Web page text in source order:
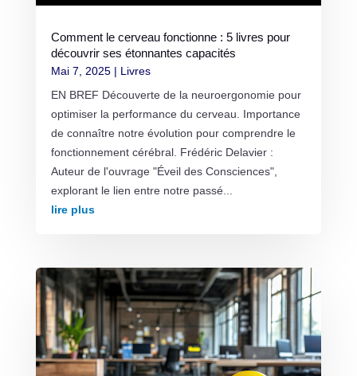
Comment le cerveau fonctionne : 5 livres pour
découvrir ses étonnantes capacités
Mai 7, 2025| Livres
EN BREF Découverte de la neuroergonomie pour
optimiser la performance du cerveau. Importance
de connaître notre évolution pour comprendre le
fonctionnement cérébral. Frédéric Delavier :
Auteur de l'ouvrage "Éveil des Consciences",
explorant le lien entre notre passé...
lire plus